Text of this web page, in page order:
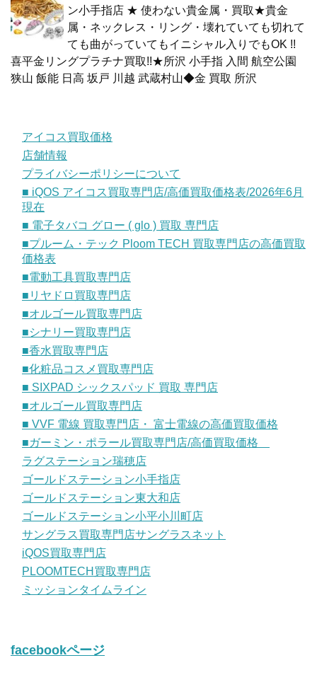
ン小手指店 ★ 使わない貴金属・買取★貴金
属・ネックレス・リング・壊れていても切れて
ても曲がっていてもイニシャル入りでもOK !!
喜平金リングプラチナ買取!!★所沢 小手指 入間 航空公園
狭山 飯能 日高 坂戸 川越 武蔵村山◆金 買取 所沢
アイコス買取価格
店舗情報
プライバシーポリシーについて
■ iQOS アイコス買取専門店/高価買取価格表/2026年6月
現在
■ 電子タバコ グロー ( glo ) 買取 専門店
■プルーム・テック Ploom TECH 買取専門店の高価買取
価格表
■電動工具買取専門店
■リヤドロ買取専門店
■オルゴール買取専門店
■シナリー買取専門店
■香水買取専門店
■化粧品コスメ買取専門店
■ SIXPAD シックスパッド 買取 専門店
■オルゴール買取専門店
■ VVF 電線 買取専門店・ 富士電線の高価買取価格
■ガーミン・ポラール買取専門店/高価買取価格
ラグステーション瑞穂店
ゴールドステーション小手指店
ゴールドステーション東大和店
ゴールドステーション小平小川町店
サングラス買取専門店サングラスネット
iQOS買取専門店
PLOOMTECH買取専門店
ミッションタイムライン
facebookページ